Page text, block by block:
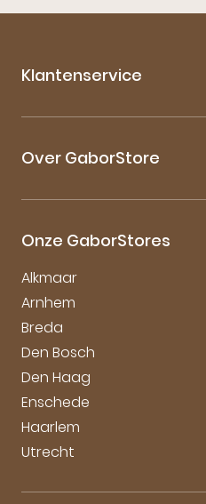
Onze GaborStores
Alkmaar
Arnhem
Breda
Den Bosch
Den Haag
Enschede
Haarlem
Utrecht
Klantenservice
Contact
Bestellen & Bezorgen
Mijn account
Over GaborStore
Over Gabor
Onderhoudstips
Vacatures